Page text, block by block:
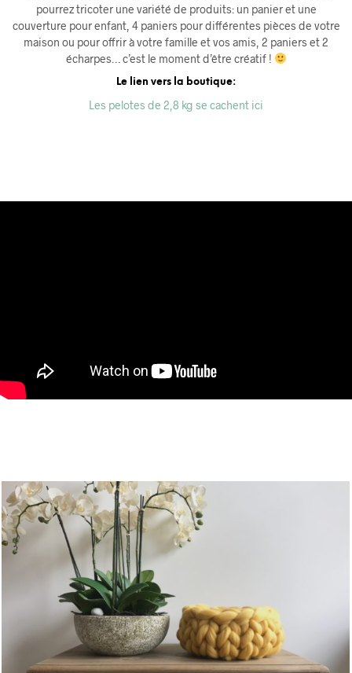
pourrez tricoter une variété de produits: un panier et une
couverture pour enfant, 4 paniers pour différentes pièces de votre
maison ou pour offrir à votre famille et vos amis, 2 paniers et 2
écharpes… c’est le moment d’être créatif !
Le lien vers la boutique:
Les pelotes de 2,8 kg se cachent ici